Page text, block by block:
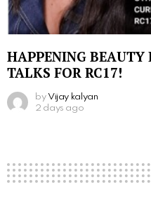
HAPPENING
TALKS FOR RC17!
by Vijay kalyan
2 days ago